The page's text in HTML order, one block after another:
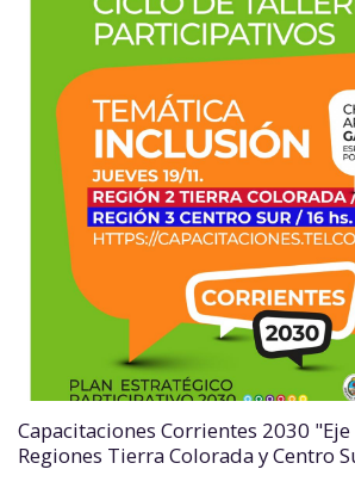
Capacitaciones Corrientes 2030
Regiones Tierra Colorada y Centro